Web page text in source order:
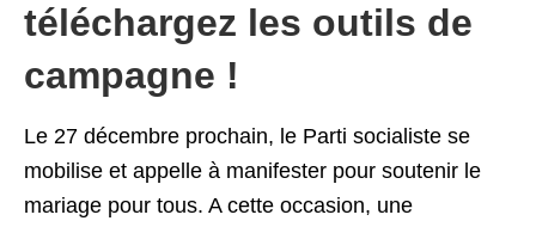
téléchargez les outils de
campagne !
Le 27 décembre prochain, le Parti socialiste se
mobilise et appelle à manifester pour soutenir le
mariage pour tous. A cette occasion, une